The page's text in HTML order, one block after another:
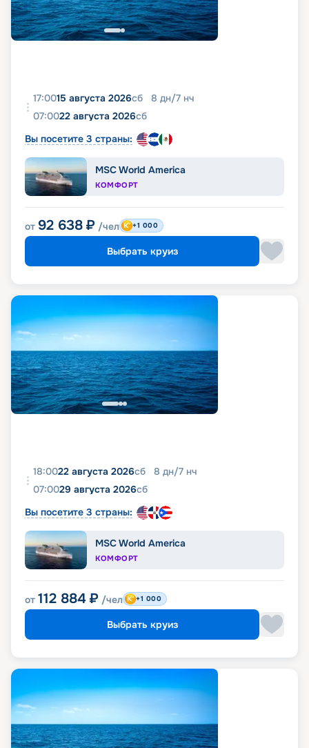
17:0015 августа 2026сб 8 дн/7 нч
07:0022 августа 2026сб
Вы посетите 3 страны:
MSC World America
КОМФОРТ
от 92 638 ₽ /чел +1 000
Выбрать круиз
18:0022 августа 2026сб 8 дн/7 нч
07:0029 августа 2026сб
Вы посетите 3 страны:
MSC World America
КОМФОРТ
от 112 884 ₽ /чел +1 000
Выбрать круиз